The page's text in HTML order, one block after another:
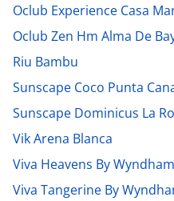
Oclub Experience Casa
Oclub Zen Hm Alma De
Riu Bambu
Sunscape Coco Punta
Sunscape Dominicus La
Vik Arena Blanca
Viva Heavens By Wyndham
Viva Tangerine By